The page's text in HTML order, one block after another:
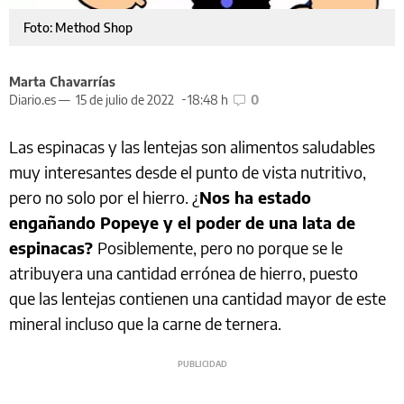
Foto: Method Shop
Marta Chavarrías
Diario.es — 15 de julio de 2022 18:48 h 0
Las espinacas y las lentejas son alimentos saludables
muy interesantes desde el punto de vista nutritivo,
pero no solo por el hierro. ¿Nos ha estado
engañando Popeye y el poder de una lata de
espinacas? Posiblemente, pero no porque se le
atribuyera una cantidad errónea de hierro, puesto
que las lentejas contienen una cantidad mayor de este
mineral incluso que la carne de ternera.